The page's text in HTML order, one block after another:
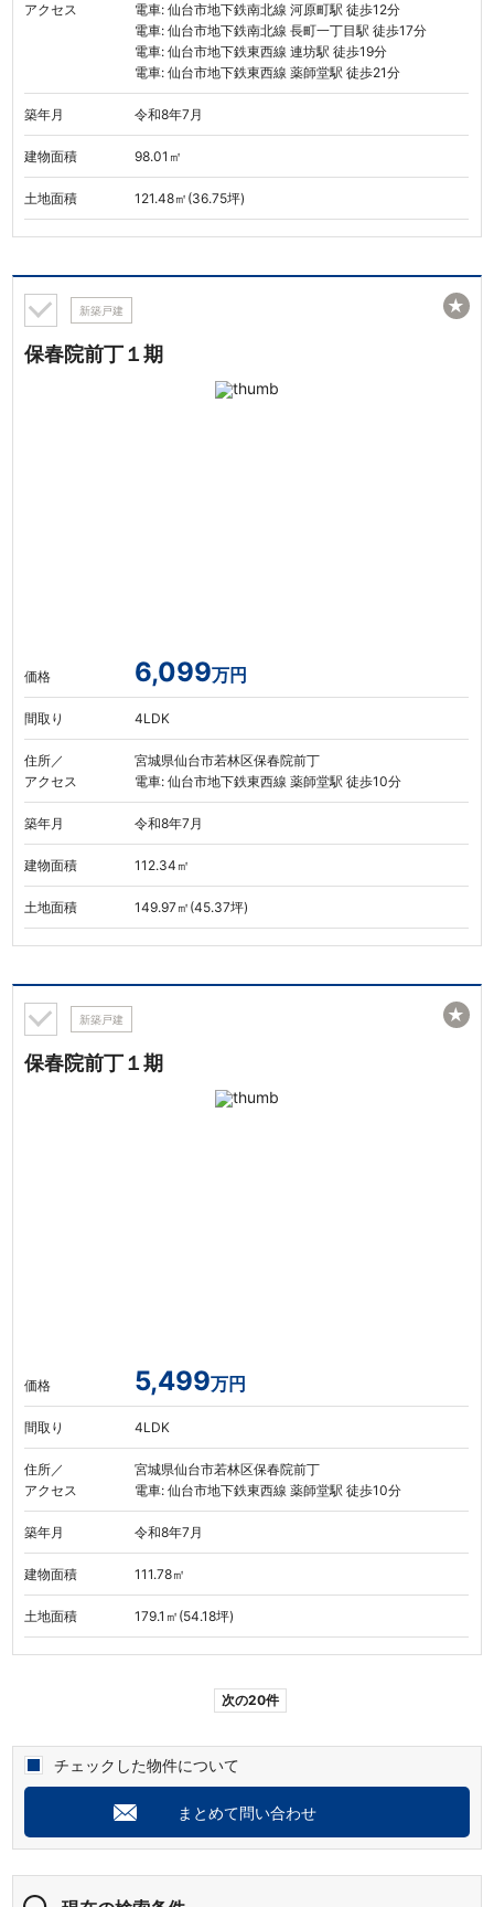
アクセス
電車: 仙台市地下鉄南北線 河原町駅 徒歩12分
電車: 仙台市地下鉄南北線 長町一丁目駅 徒歩17分
電車: 仙台市地下鉄東西線 連坊駅 徒歩19分
電車: 仙台市地下鉄東西線 薬師堂駅 徒歩21分
築年月 令和8年7月
建物面積 98.01㎡
土地面積 121.48㎡(36.75坪)
新築戸建
保春院前丁１期
価格 6,099万円
間取り 4LDK
住所／
アクセス
宮城県仙台市若林区保春院前丁
電車: 仙台市地下鉄東西線 薬師堂駅 徒歩10分
築年月 令和8年7月
建物面積 112.34㎡
土地面積 149.97㎡(45.37坪)
★
新築戸建
保春院前丁１期
価格 5,499万円
間取り 4LDK
住所／
アクセス
宮城県仙台市若林区保春院前丁
電車: 仙台市地下鉄東西線 薬師堂駅 徒歩10分
築年月 令和8年7月
建物面積 111.78㎡
土地面積 179.1㎡(54.18坪)
★
次の20件
チェックした物件について
まとめて問い合わせ